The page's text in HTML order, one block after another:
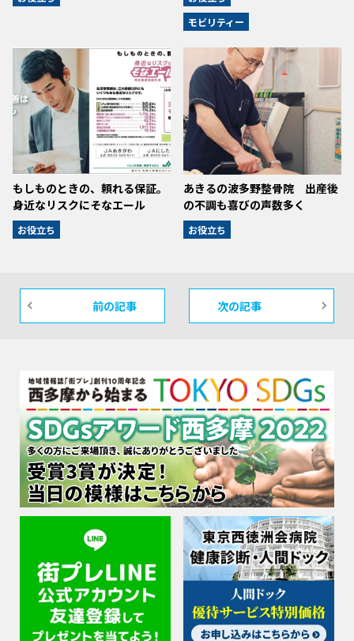
モビリティー
もしものときの、頼れる保証。
身近なリスクにそなエール
お役立ち
あきるの波多野整骨院 出産後
の不調も喜びの声数多く
お役立ち
前の記事 次の記事